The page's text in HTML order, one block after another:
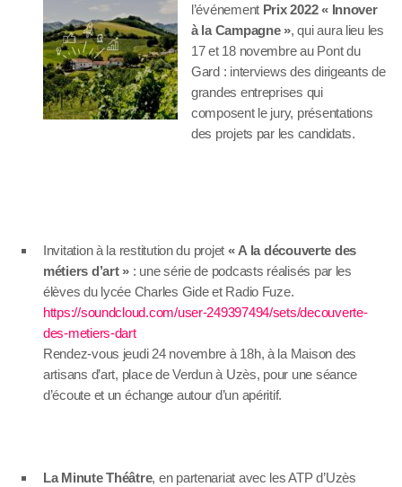
l’événement Prix 2022 « Innover
à la Campagne », qui aura lieu les
17 et 18 novembre au Pont du
Gard : interviews des dirigeants de
grandes entreprises qui
composent le jury, présentations
des projets par les candidats.
Invitation à la restitution du projet « A la découverte des
métiers d’art »: une série de podcasts réalisés par les
élèves du lycée Charles Gide et Radio Fuze.
https://soundcloud.com/user-249397494/sets/decouverte-
des-metiers-dart
Rendez-vous jeudi 24 novembre à 18h, à la Maison des
artisans d’art, place de Verdun à Uzès, pour une séance
d’écoute et un échange autour d’un apéritif.
La Minute Théâtre, en partenariat avec les ATP d’Uzès